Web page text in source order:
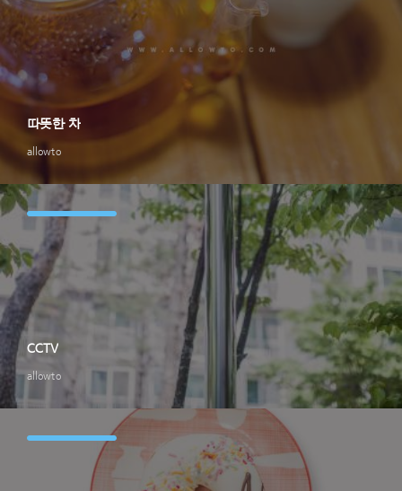
allowto
따뜻한 차
allowto
CCTV